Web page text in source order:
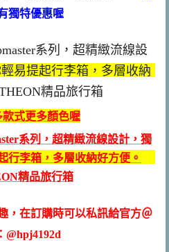
獨特優惠喔
式更多顏色喔
，在訂購時可以私訊給官方＠
@hpj4192d